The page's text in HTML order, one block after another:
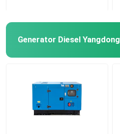
Generator Diesel Yangdong